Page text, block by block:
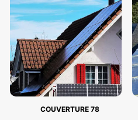
COUVERTURE 78